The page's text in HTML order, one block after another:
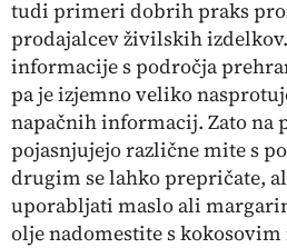
tudi primeri dobrih praks
prodajalcev živilskih
informacije s področja
pa je izjemno veliko
napačnih informacij. Zato na
pojasnjujejo različne mite s
drugim se lahko prepričate,
uporabljati maslo ali
olje nadomestite s